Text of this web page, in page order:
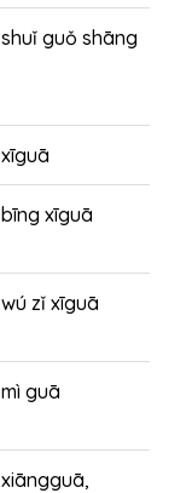
shuǐ guǒ shāng
xīguā
bīng xīguā
wú zǐ xīguā
mì guā
xiāngguā,